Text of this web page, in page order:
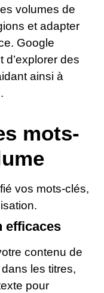
volumes de
et adapter
Google
d’explorer des
ainsi à
mots-
vos mots-clés,
efficaces
contenu de
les titres,
pour